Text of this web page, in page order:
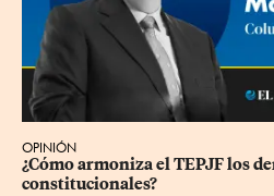
OPINIÓN
¿Cómo armoniza el TEPJF los
constitucionales?